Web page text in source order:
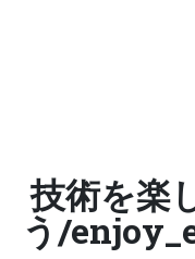
技術を楽
う/